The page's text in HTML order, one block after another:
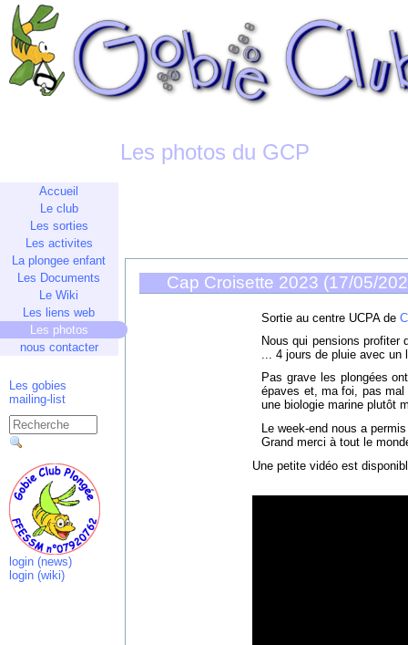
Les photos du GCP
Accueil
Le club
Les sorties
Les activites
La plongee enfant
Les Documents
Le Wiki
Les liens web
Les photos
nous contacter
Les gobies
mailing-list
login (news)
login (wiki)
Cap Croisette 2023 (17/05/
Sortie au centre UCPA de
Nous qui pensions profiter
... 4 jours de pluie avec un
Pas grave les plongées
épaves et, ma foi, pas
une biologie marine plutôt
Le week-end nous a
Grand merci à tout le
Une petite vidéo est